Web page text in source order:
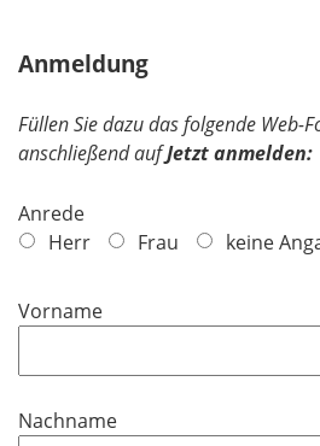
Anmeldung
Füllen Sie dazu das folgende Web-
anschließend aufJetzt anmelden:
Anrede
Herr
Frau keine
Vorname
Nachname